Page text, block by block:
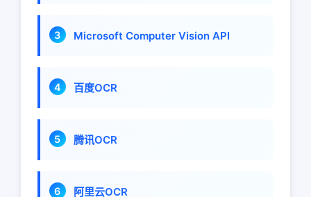
Microsoft Computer Vision API
百度OCR
腾讯OCR
阿里云OCR